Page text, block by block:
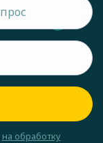
на обработку